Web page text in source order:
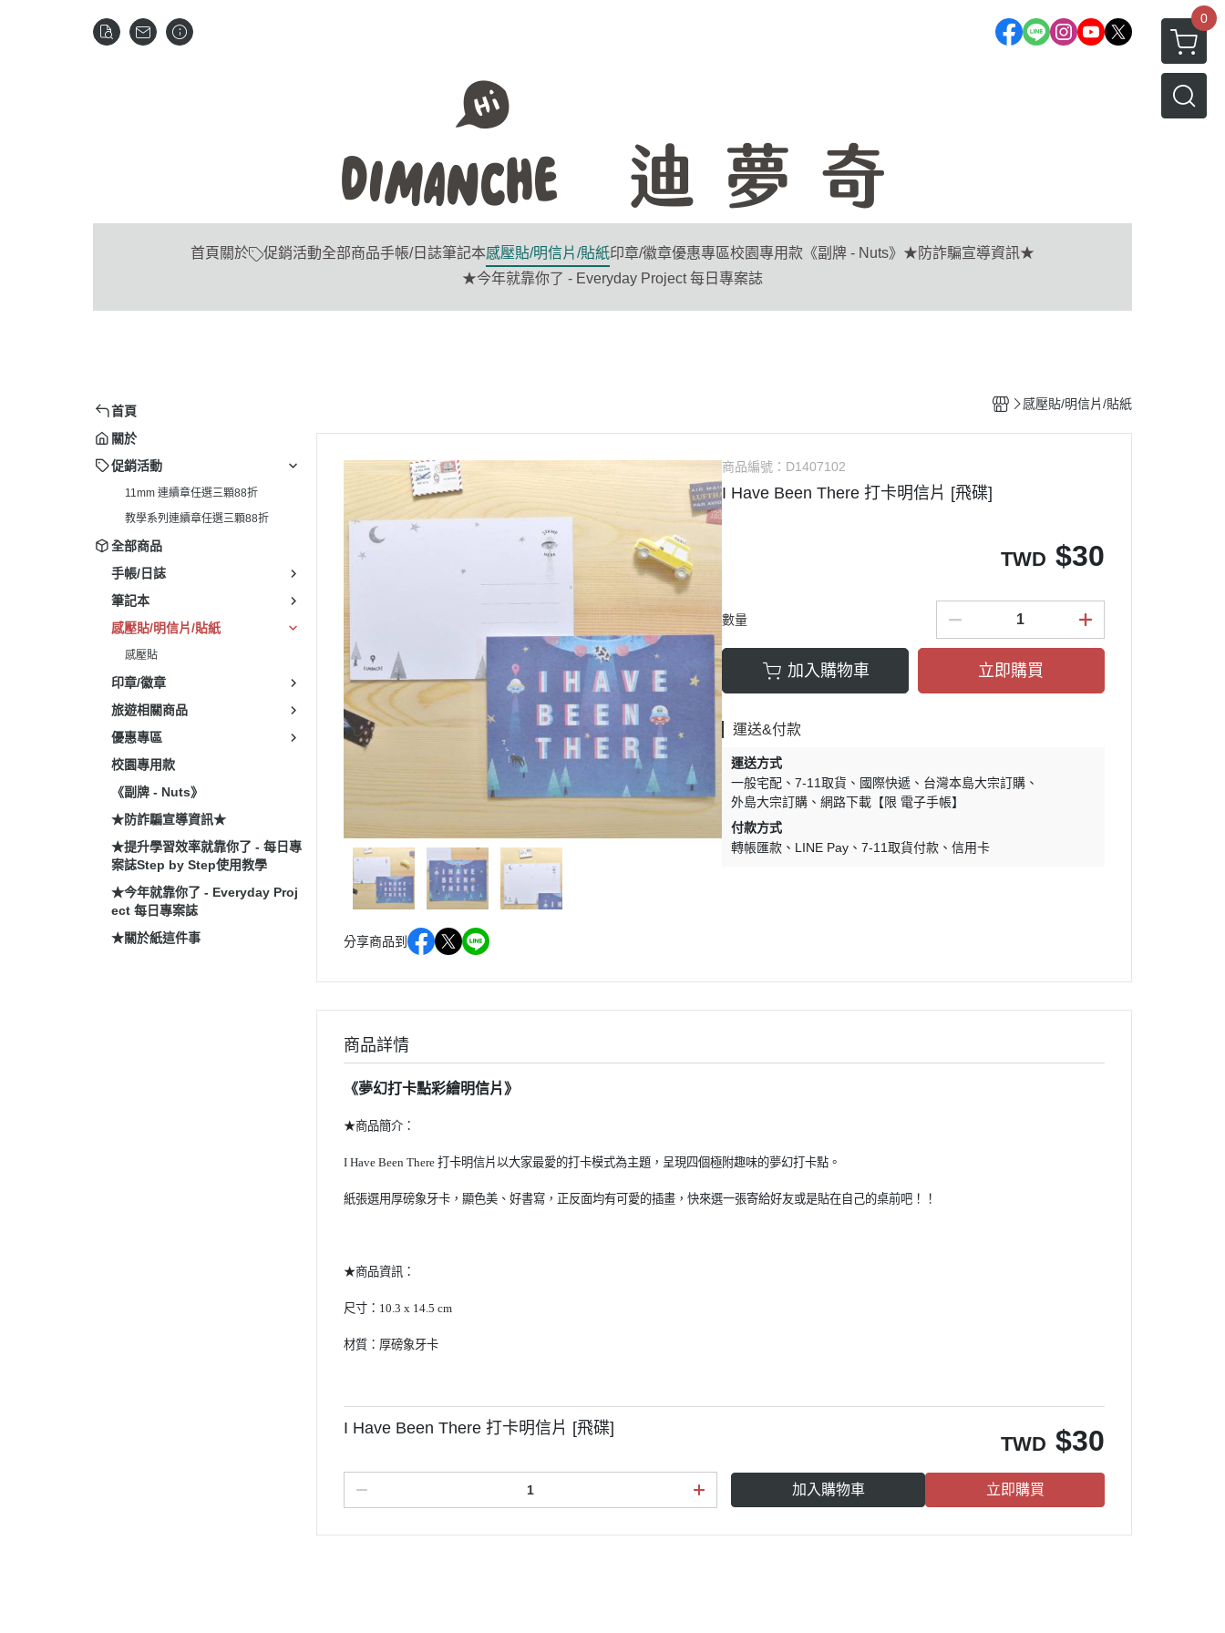
0
首頁 關於 促銷活動全部商品手帳/日誌筆記本感壓貼/明信片/貼紙印章/徽章優惠專區校園專用款 《副牌 - Nuts》 ★防詐騙宣導資訊★
★今年就靠你了 - Everyday Project 每日專案誌
首頁
關於
促銷活動
11mm 連續章任選三顆88折
教學系列連續章任選三顆88折
全部商品
手帳/日誌
筆記本
感壓貼/明信片/貼紙
感壓貼
印章/徽章
旅遊相關商品
優惠專區
校園專用款
《副牌 - Nuts》
★防詐騙宣導資訊★
★提升學習效率就靠你了 - 每日專
案誌Step by Step使用教學
★今年就靠你了 - Everyday Proj
ect 每日專案誌
★關於紙這件事
感壓貼/明信片/貼紙
分享商品到
商品編號： D1407102
I Have Been There 打卡明信片 [飛碟]
TWD $30
數量
加入購物車 立即購買
運送&付款
運送方式
一般宅配
7-11取貨 國際快遞
台灣本島大宗訂購
外島大宗訂購
網路下載【限 電子手帳】
付款方式
轉帳匯款
LINE Pay 7-11取貨付款 信用卡
商品詳情
《夢幻打卡點彩繪明信片》
★商品簡介：
I Have Been There 打卡明信片以大家最愛的打卡模式為主題，呈現四個極附趣味的夢幻打卡點。
紙張選用厚磅象牙卡 ，顯色美、好書寫 ，正反面均有可愛的插畫 ， 快來選一張寄給好友或是貼在自己的桌前吧！ ！
★商品資訊：
尺寸： 10.3 x 14.5 cm
材質：厚磅象牙卡
I Have Been There 打卡明信片 [飛碟]
TWD $30
加入購物車 立即購買